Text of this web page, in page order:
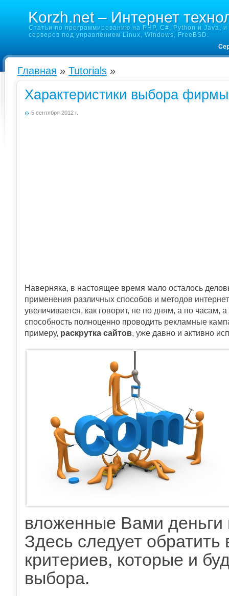
Korzh.net – Интернет
Статьи по программированию на PHP, C#, Python и Java,
серверов под управлением Linux, Windows, FreeBSD.
Главная » Tutorials »
Характеристики выбора
5 сентября 2012 г.
Наверняка, в настоящее время мало осталось
применения различных способов и методов
увеличивается, как говорит, не по дням, а по
способность полноценно проводить рекламные
примеру, раскрутка сайтов, уже давно и активно
вложенные Вами деньги
Здесь следует
критериев, которые и
выбора.